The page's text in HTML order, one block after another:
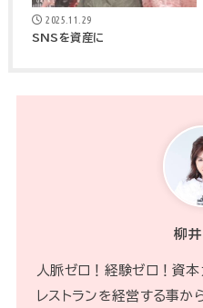
2025.11.29
SNSを資産に
柳
人脈ゼロ！経験ゼロ！資本
レストランを経営する事